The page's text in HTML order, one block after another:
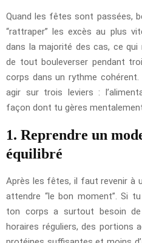
Quand les fêtes sont passées,
“rattraper” les excès au plus
dans la majorité des cas, ce qui
de tout bouleverser pendant
corps dans un rythme
agir sur trois leviers :
façon dont tu gères
1. Reprendre un
équilibré
Après les fêtes, il faut revenir à
attendre “le bon moment”. Si
ton corps a surtout besoin
horaires réguliers, des portions